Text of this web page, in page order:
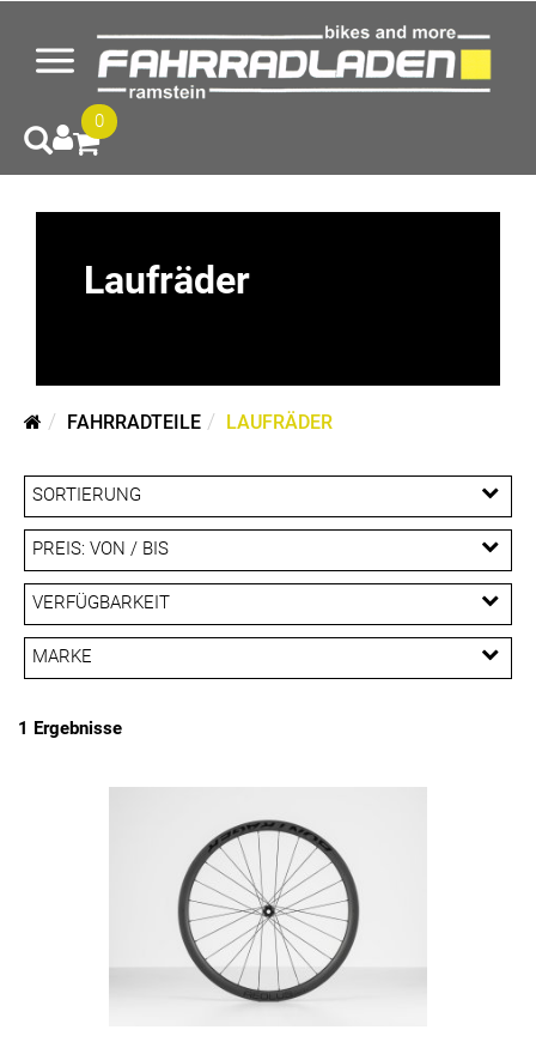
0
Laufräder
FAHRRADTEILE LAUFRÄDER
SORTIERUNG
PREIS: VON / BIS
EUR
EUR
PREISFILTER ANWENDEN
VERFÜGBARKEIT
MARKE
1 Ergebnisse